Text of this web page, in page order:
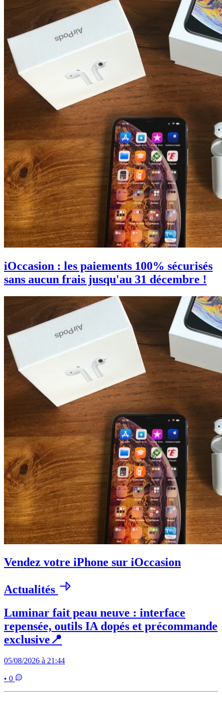
iOccasion : les paiements 100% sécurisés
sans aucun frais jusqu'au 31 décembre !
Vendez votre iPhone sur iOccasion
Actualités
Luminar fait peau neuve : interface
repensée, outils IA dopés et précommande
exclusive📍
05/08/2026 à 21:44
• 0